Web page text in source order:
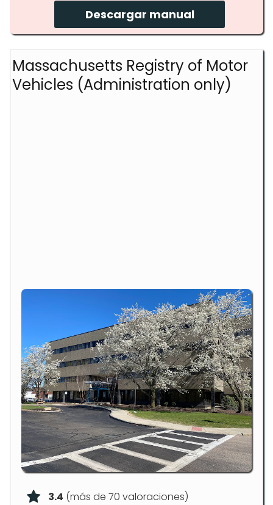
Descargar manual
Massachusetts Registry of Motor
Vehicles (Administration only)
3.4 (más de 70 valoraciones)